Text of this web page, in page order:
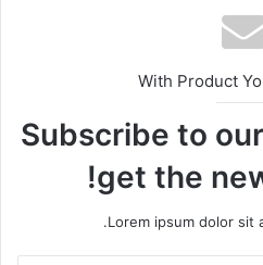
With Product
Subscribe to
get the
Lorem ipsum dolor sit